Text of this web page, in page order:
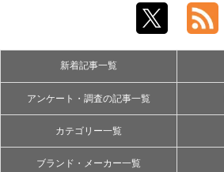
新着記事一覧
アンケート・調査の記事一覧
カテゴリー一覧
ブランド・メーカー一覧